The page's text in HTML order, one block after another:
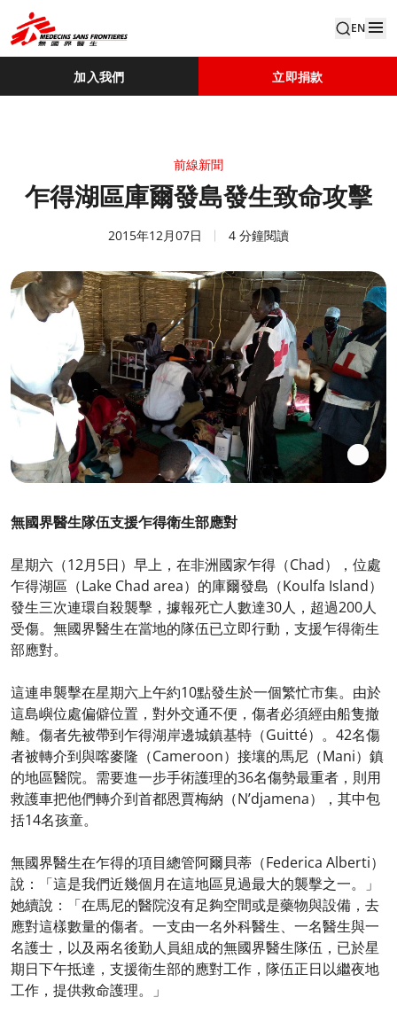
EN
加入我們 立即捐款
前線新聞
乍得湖區庫爾發島發生致命攻擊
2015年12月07日 4 分鐘閱讀
無國界醫生隊伍支援乍得衛生部應對
星期六（12月5日）早上，在非洲國家乍得（Chad），位處
乍得湖區（Lake Chad area）的庫爾發島（Koulfa Island）
發生三次連環自殺襲擊，據報死亡人數達30人，超過200人
受傷。無國界醫生在當地的隊伍已立即行動，支援乍得衛生
部應對。
這連串襲擊在星期六上午約10點發生於一個繁忙市集。由於
這島嶼位處偏僻位置，對外交通不便，傷者必須經由船隻撤
離。傷者先被帶到乍得湖岸邊城鎮基特（Guitté）。42名傷
者被轉介到與喀麥隆（Cameroon）接壤的馬尼（Mani）鎮
的地區醫院。需要進一步手術護理的36名傷勢最重者，則用
救護車把他們轉介到首都恩賈梅納（N’djamena），其中包
括14名孩童。
無國界醫生在乍得的項目總管阿爾貝蒂（Federica Alberti）
說：「這是我們近幾個月在這地區見過最大的襲擊之一。」
她續說：「在馬尼的醫院沒有足夠空間或是藥物與設備，去
應對這樣數量的傷者。一支由一名外科醫生、一名醫生與一
名護士，以及兩名後勤人員組成的無國界醫生隊伍，已於星
期日下午抵達，支援衛生部的應對工作，隊伍正日以繼夜地
工作，提供救命護理。」